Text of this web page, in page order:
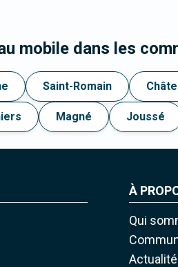
mobile dans les
Saint-Romain
Magné Joussé
À
Qui